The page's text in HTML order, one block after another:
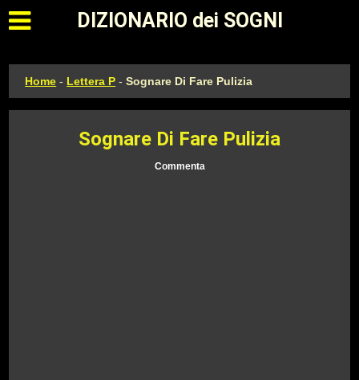
Apri il menu principale
DIZIONARIO dei SOGNI
Home - Lettera P -Sognare Di Fare Pulizia
Sognare Di Fare Pulizia
Commenta